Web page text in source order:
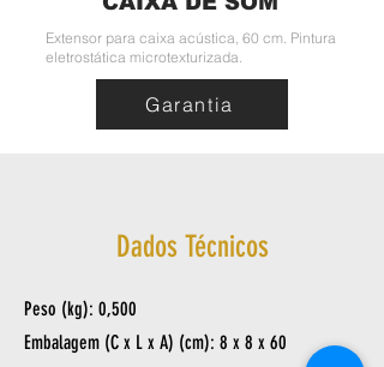
Extensor para caixa acústica, 60 cm. Pintura
eletrostática microtexturizada.
Garantia
Dados Técnicos
Peso (kg): 0,500
Embalagem (C x L x A) (cm): 8 x 8 x 60